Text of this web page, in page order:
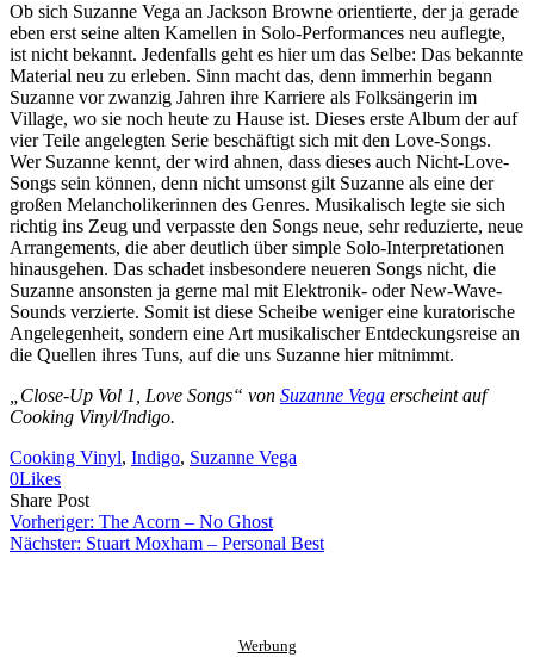
Facebook
to
clipboard
via
eMail
Ob sich Suzanne Vega an Jackson Browne orientierte, der ja gerade
eben erst seine alten Kamellen in Solo-Performances neu auflegte,
ist nicht bekannt. Jedenfalls geht es hier um das Selbe: Das bekannte
Material neu zu erleben. Sinn macht das, denn immerhin begann
Suzanne vor zwanzig Jahren ihre Karriere als Folksängerin im
Village, wo sie noch heute zu Hause ist. Dieses erste Album der auf
vier Teile angelegten Serie beschäftigt sich mit den Love-Songs.
Wer Suzanne kennt, der wird ahnen, dass dieses auch Nicht-Love-
Songs sein können, denn nicht umsonst gilt Suzanne als eine der
großen Melancholikerinnen des Genres. Musikalisch legte sie sich
richtig ins Zeug und verpasste den Songs neue, sehr reduzierte, neue
Arrangements, die aber deutlich über simple Solo-Interpretationen
hinausgehen. Das schadet insbesondere neueren Songs nicht, die
Suzanne ansonsten ja gerne mal mit Elektronik- oder New-Wave-
Sounds verzierte. Somit ist diese Scheibe weniger eine kuratorische
Angelegenheit, sondern eine Art musikalischer Entdeckungsreise an
die Quellen ihres Tuns, auf die uns Suzanne hier mitnimmt.
„Close-Up Vol 1, Love Songs“ von Suzanne Vega erscheint auf
Cooking Vinyl/Indigo.
Cooking Vinyl, Indigo, Suzanne Vega
0Likes
Share PostShare
on
Facebook
Copy
URL
to
Send
Link
via
Vorheriger: The Acorn – No Ghost
Nächster: Stuart Moxham – Personal Best
Werbung